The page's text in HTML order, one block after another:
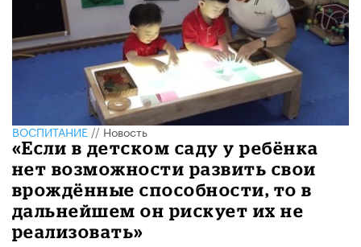
ВОСПИТАНИЕ//Новость
«Если в детском саду у ребёнка
нет возможности развить свои
врождённые способности, то в
дальнейшем он рискует их не
реализовать»